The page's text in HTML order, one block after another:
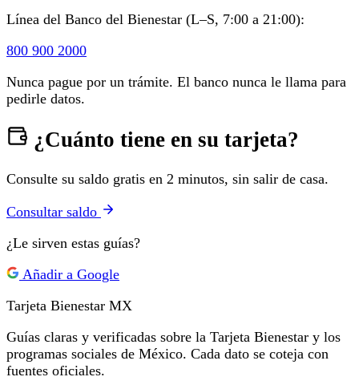
Línea del Banco del Bienestar (L–S, 7:00 a 21:00):
800 900 2000
Nunca pague por un trámite. El banco nunca le llama para
pedirle datos.
¿Cuánto tiene en su tarjeta?
Consulte su saldo gratis en 2 minutos, sin salir de casa.
Consultar saldo
¿Le sirven estas guías?
Añadir a Google
Tarjeta Bienestar MX
Guías claras y verificadas sobre la Tarjeta Bienestar y los
programas sociales de México. Cada dato se coteja con
fuentes oficiales.